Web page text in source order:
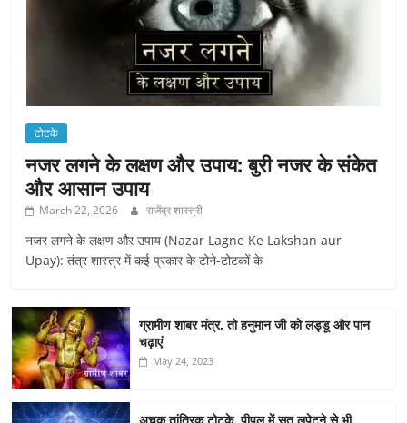
टोटके
नजर लगने के लक्षण और उपाय: बुरी नजर के संकेत
और आसान उपाय
March 22, 2026 राजेंद्र शास्त्री
नजर लगने के लक्षण और उपाय (Nazar Lagne Ke Lakshan aur
Upay): तंत्र शास्त्र में कई प्रकार के टोने-टोटकों के
ग्रामीण शाबर मंत्र, तो हनुमान जी को लड्डू और पान
चढ़ाएं
May 24, 2023